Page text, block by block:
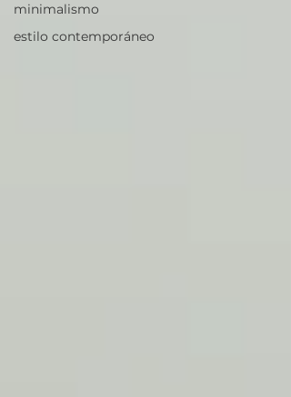
minimalismo
estilo contemporáneo